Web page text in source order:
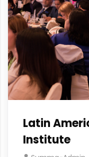
Latin
Institute